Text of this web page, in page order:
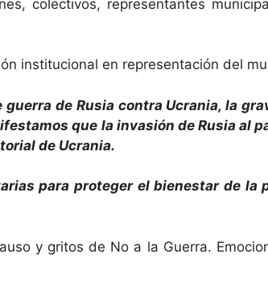
colectivos, representantes
institucional en representación del
de Rusia contra Ucrania, la
que la invasión de Rusia al
de Ucrania.
para proteger el bienestar de la
y gritos de No a la Guerra.